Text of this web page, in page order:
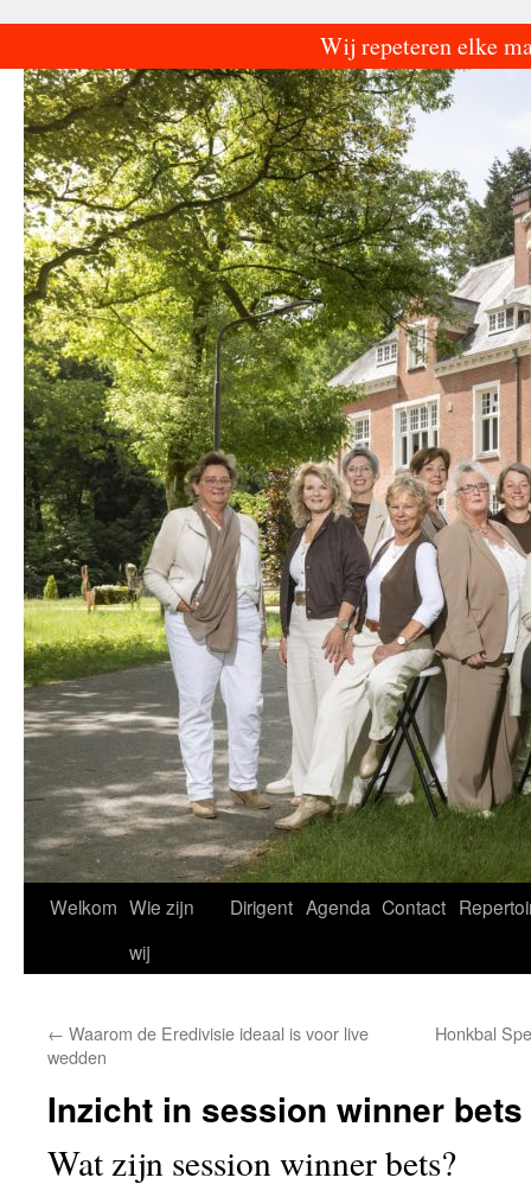
Wij repeteren elke
de
inhoud
Welkom Wie zijn
wij
Dirigent Agenda Contact
← Waarom de Eredivisie ideaal is voor live
wedden
Honkbal
Inzicht in session winner
Wat zijn session winner bets?